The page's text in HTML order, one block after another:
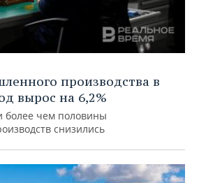
производства в
вырос на 6,2%
более чем половины
снизились